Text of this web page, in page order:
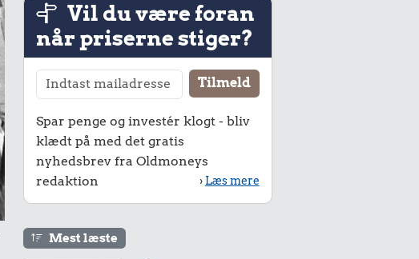
Vil du være foran
når priserne stiger?
Spar penge og investér klogt - bliv
klædt på med det gratis
nyhedsbrev fra Oldmoneys
redaktion
› Læs mere
Mest læste